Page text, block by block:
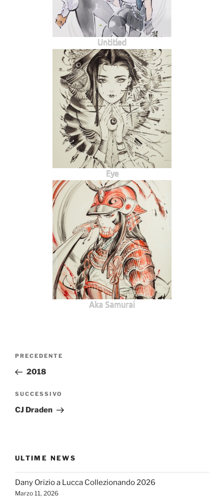
Untitled
Eye
Aka Samurai
Navigazione
Articolo
precedente:
PRECEDENTE
2018
Articolo
successivo
SUCCESSIVO
CJ Draden
ULTIME NEWS
Dany Orizio a Lucca Collezionando 2026
Marzo 11, 2026